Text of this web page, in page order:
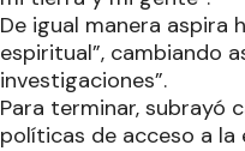
De igual manera aspira
espiritual”, cambiando
investigaciones”.
Para terminar, subrayó
políticas de acceso a la